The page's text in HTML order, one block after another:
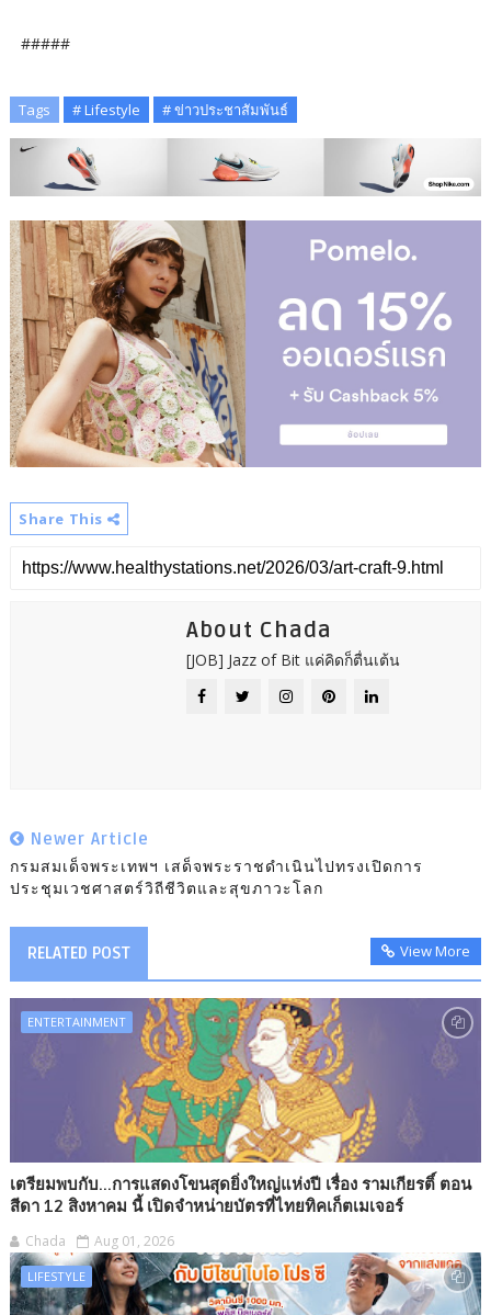
#####
Tags # Lifestyle # ข่าวประชาสัมพันธ์
Share This
About Chada
[JOB] Jazz of Bit แค่คิดก็ตื่นเต้น
Newer Article
กรมสมเด็จพระเทพฯ เสด็จพระราชดำเนินไปทรงเปิดการ
ประชุมเวชศาสตร์วิถีชีวิตและสุขภาวะโลก
RELATED POST View More
ENTERTAINMENT
เตรียมพบกับ...การแสดงโขนสุดยิ่งใหญ่แห่งปี เรื่อง รามเกียรติ์ ตอน
สีดา 12 สิงหาคม นี้ เปิดจำหน่ายบัตรที่ไทยทิคเก็ตเมเจอร์
Chada Aug 01, 2026
LIFESTYLE